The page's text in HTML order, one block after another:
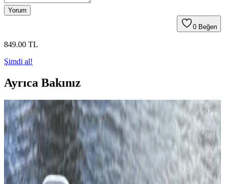
Yorum
0 Beğen
849.00 TL
Şimdi al!
Ayrıca Bakınız
TPA3110 Tabanlı Bluetooth Ses Amplifikatörü
Tasarımı ve İyileştirme Yöntemleri
TPA3110 entegresiyle tasarlanan Bluetooth ses amplifikatöründe
topraklama izolasyonu ve ısı yönetimi kritik rol oynar. Modüler
yapılar hızlı prototip için uygunken özel PCB ve metal kasa
dayanıklılığı artırır.